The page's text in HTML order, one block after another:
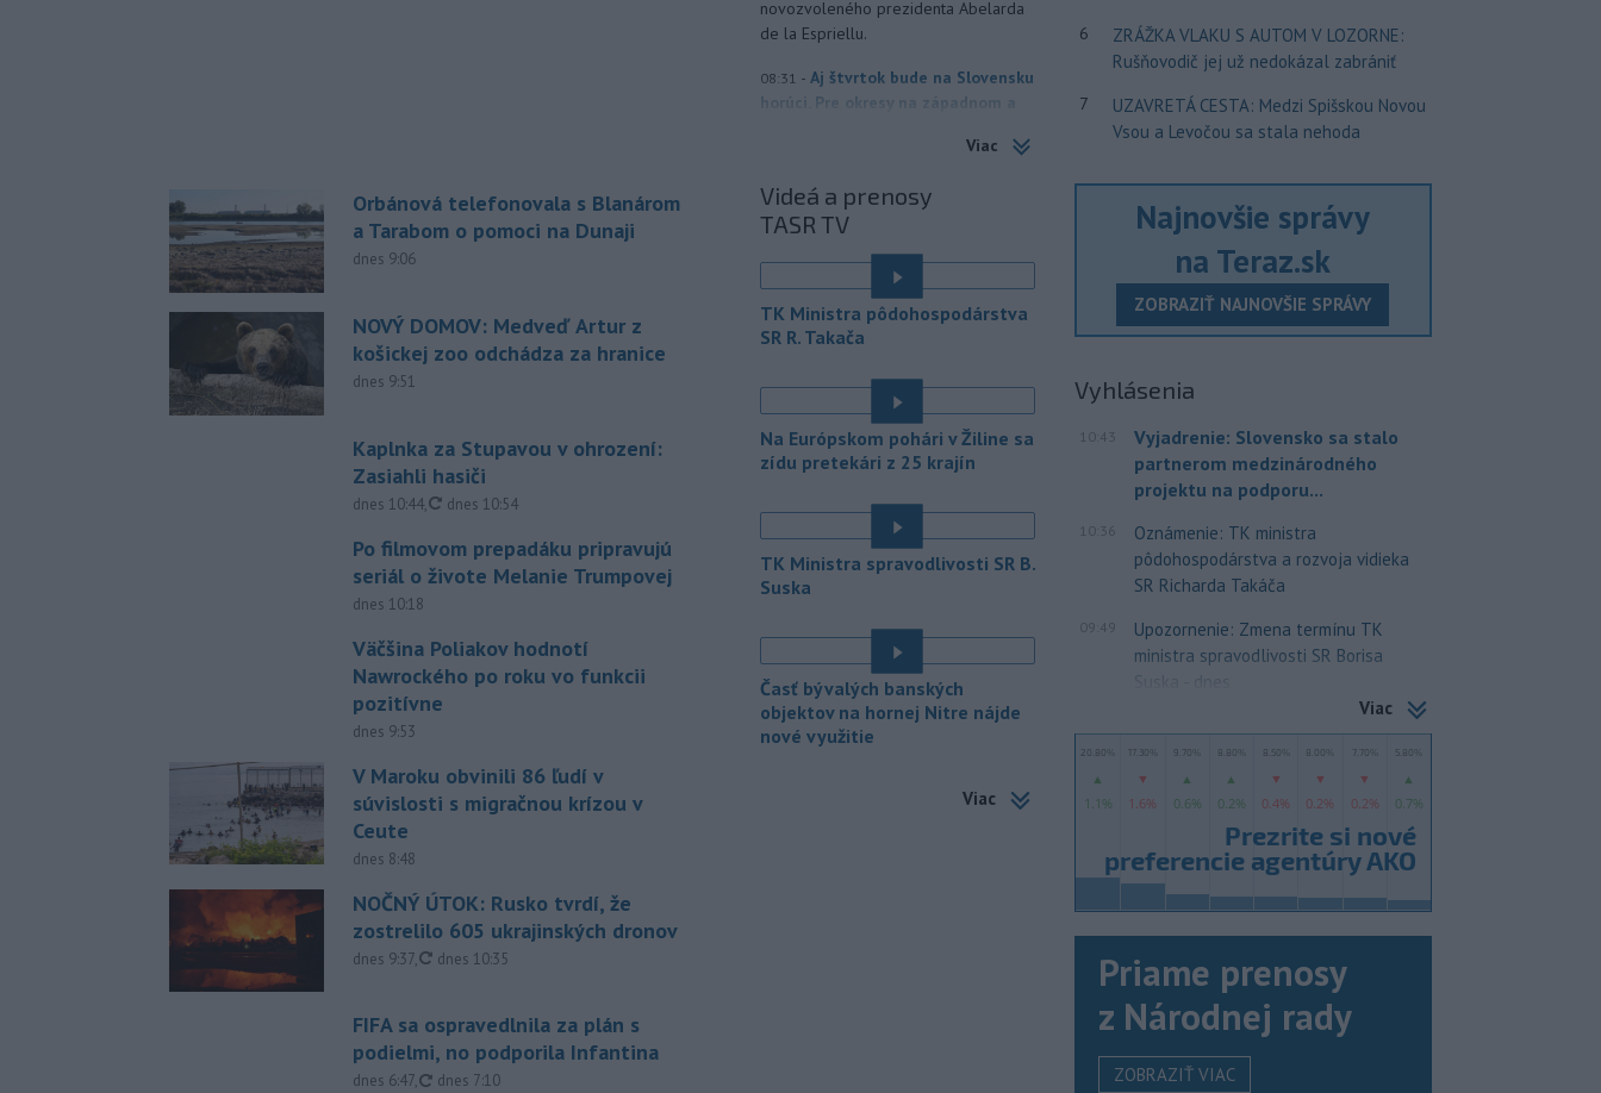
Orbánová telefonovala s Blanárom
a Tarabom o pomoci na Dunaji
dnes 9:06
NOVÝ DOMOV: Medveď Artur z
košickej zoo odchádza za hranice
dnes 9:51
Kaplnka za Stupavou v ohrození:
Zasiahli hasiči
dnes 10:44, aktualizované
dnes 10:54
Po filmovom prepadáku pripravujú
seriál o živote Melanie Trumpovej
dnes 10:18
Väčšina Poliakov hodnotí
Nawrockého po roku vo funkcii
pozitívne
dnes 9:53
V Maroku obvinili 86 ľudí v
súvislosti s migračnou krízou v
Ceute
dnes 8:48
NOČNÝ ÚTOK: Rusko tvrdí, že
zostrelilo 605 ukrajinských dronov
dnes 9:37, aktualizované
dnes 10:35
FIFA sa ospravedlnila za plán s
podielmi, no podporila Infantina
dnes 6:47, aktualizované
dnes 7:10
novozvoleného prezidenta Abelarda
de la Espriellu.
08:31 - Aj štvrtok bude na Slovensku
horúci. Pre okresy na západnom a
strede a na východe krajiny vydal
(SHMÚ) výstrahy tretieho stupňa pred
vysokými teplotami.
V roku 2025 okolo 16,5
percenta ľudí vo veku 16 rokov a
viac včlenských krajinách Európskej
únie (EÚ) denne užívalo tabak a s ním
06:47 - Vedenie Medzinárodnej
futbalovej federácie (FIFA) sa
ospravedlnilo vsúvislosti s
podiely na budúcich ziskoch z
majstrovstiev sveta súkromným
investorom. Na stretnutí v Rabate
členovia FIFA plne podporili
06:06 - Americký štát Nové Mexiko v
stredu zažaloval ministerstvo
spravodlivosti USA a povereného
ministra Todda Blanchea. Tvrdí, že
odsúdeného sexuálneho delikventa
Viac
Videá a prenosy
TASR TV
TK Ministra pôdohospodárstva
SR R. Takača
Na Európskom pohári v Žiline sa
zídu pretekári z 25 krajín
TK Ministra spravodlivosti SR B.
Suska
Časť bývalých banských
objektov na hornej Nitre nájde
nové využitie
Viac
6
ZRÁŽKA VLAKU S AUTOM V LOZORNE:
Rušňovodič jej už nedokázal zabrániť
7
UZAVRETÁ CESTA: Medzi Spišskou Novou
Vsou a Levočou sa stala nehoda
Najnovšie správy
na Teraz.sk
ZOBRAZIŤ NAJNOVŠIE SPRÁVY
Vyhlásenia
10:43
Vyjadrenie: Slovensko sa stalo
partnerom medzinárodného
projektu na podporu...
10:36
Oznámenie: TK ministra
pôdohospodárstva a rozvoja vidieka
SR Richarda Takáča
09:49
Upozornenie: Zmena termínu TK
ministra spravodlivosti SR Borisa
Suska - dnes
Viac
Priame prenosy
z Národnej rady
ZOBRAZIŤ VIAC